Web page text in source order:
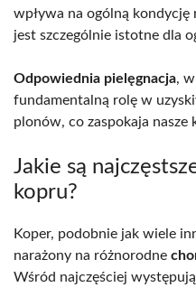
wpływa na ogólną
jest szczególnie istotne dla
Odpowiednia pielęgnacja,
fundamentalną rolę w
plonów, co zaspokaja nasze
Jakie są
kopru?
Koper, podobnie jak wiele
narażony na różnorodne
Wśród najczęściej